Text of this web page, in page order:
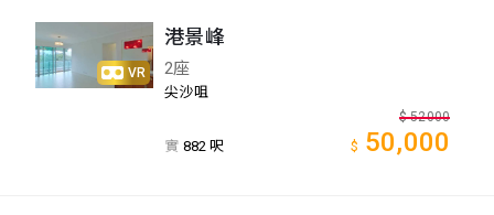
VR
港景峰
2座
尖沙咀
實 882 呎
$ 52000
$ 50,000